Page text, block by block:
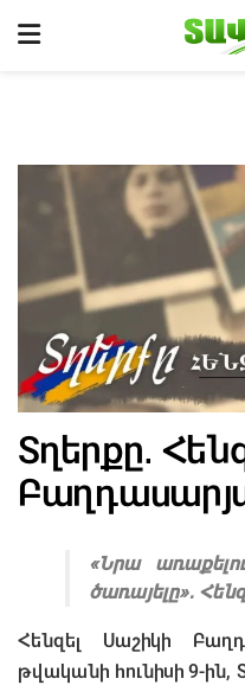
Տղերքը․
«Նրա
ծառայելը»․
Հենզել Սաշիկի
թվականի հունիսի 9-